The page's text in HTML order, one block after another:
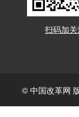
扫码加
© 中国改革网